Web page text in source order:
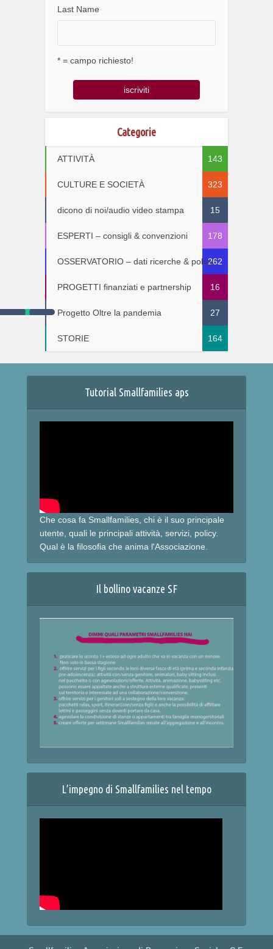
Last Name
* = campo richiesto!
Categorie
ATTIVITÀ 143
CULTURE E SOCIETÀ 323
dicono di noi/audio video stampa 15
ESPERTI – consigli & convenzioni 178
OSSERVATORIO – dati ricerche & policy262
PROGETTI finanziati e partnership 16
Progetto Oltre la pandemia 27
STORIE 164
Tutorial Smallfamilies aps
Che cosa fa Smallfamilies, chi è il suo principale
utente, quali le principali attività, servizi, policy.
Qual è la filosofia che anima l'Associazione.
Il bollino vacanze SF
L’impegno di Smallfamilies nel tempo